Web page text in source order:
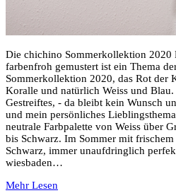
Die chichino Sommerkollektion 2020
farbenfroh gemustert ist ein Thema
Sommerkollektion 2020, das Rot der
Koralle und natürlich Weiss und Blau.
Gestreiftes, - da bleibt kein Wunsch
und mein persönliches
neutrale Farbpalette von Weiss über
bis Schwarz. Im Sommer mit
Schwarz, immer unaufdringlich
wiesbaden…
Mehr Lesen